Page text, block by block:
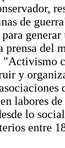
de
prensa del
"Activismo
y
labores
lo
entre